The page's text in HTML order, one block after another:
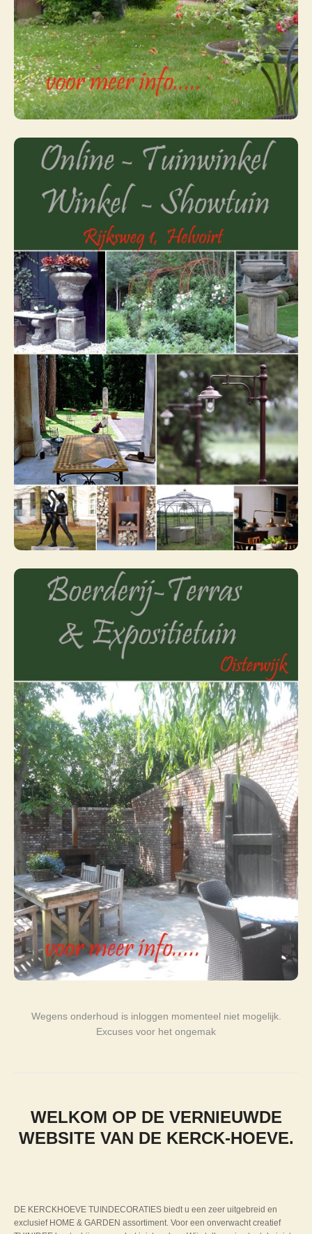
Wegens onderhoud is inloggen momenteel niet mogelijk.
Excuses voor het ongemak
WELKOM OP DE VERNIEUWDE
WEBSITE VAN DE KERCK-HOEVE.
DE KERCKHOEVE TUINDECORATIES biedt u een zeer uitgebreid en
exclusief HOME & GARDEN assortiment. Voor een onverwacht creatief